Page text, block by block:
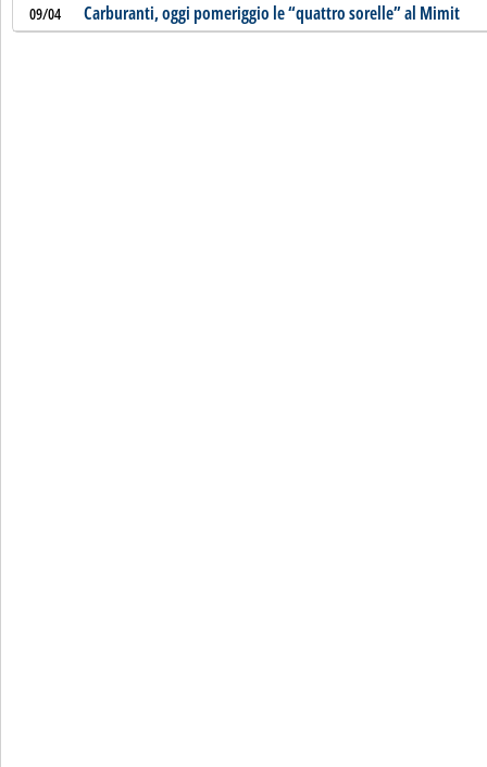
09/04 Carburanti, oggi pomeriggio le “quattro sorelle” al Mimit